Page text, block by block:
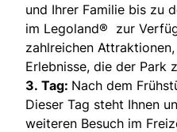
und Ihrer Familie bis zu
im Legoland® zur
zahlreichen
Erlebnisse, die der Park
3. Tag: Nach dem
Dieser Tag steht Ihnen
weiteren Besuch im